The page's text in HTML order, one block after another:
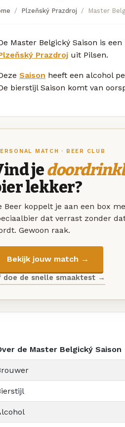
Plzeňský Prazdroj Master
Master Belgický Saison is
Prazdroj uit Pilsen.
Saison heeft een alcohol
bierstijl Saison komt van
MATCH · BEER CLUB
je
lekker?
Beer koppelt je aan een box
dat verrast zonder
Gewoon raak.
Bekijk jouw match →
doe de snelle smaaktest →
de Master Belgický Saison